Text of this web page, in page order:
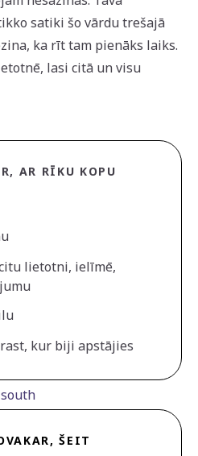
satiki šo vārdu trešajā
ka rīt tam pienāks laiks.
lasi citā un visu
AR RĪKU KOPU
lietotni, ielīmē,
kur biji apstājies
south
ŠEIT